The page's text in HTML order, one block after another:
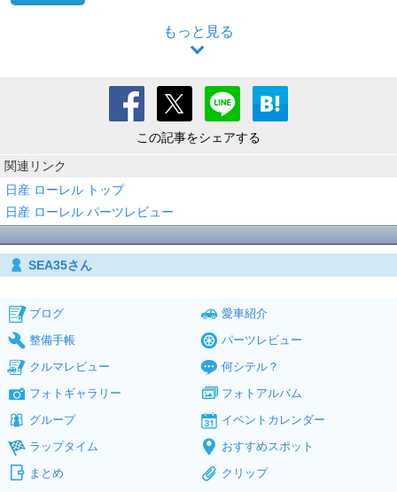
もっと見る
この記事をシェアする
関連リンク
日産 ローレル トップ
日産 ローレル パーツレビュー
SEA35さん
ブログ
愛車紹介
整備手帳
パーツレビュー
クルマレビュー
何シテル？
フォトギャラリー
フォトアルバム
グループ
イベントカレンダー
ラップタイム
おすすめスポット
まとめ
クリップ